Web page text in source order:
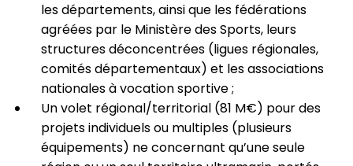
les départements, ainsi que les fédérations
agréées par le Ministère des Sports, leurs
structures déconcentrées (ligues régionales,
comités départementaux) et les associations
nationales à vocation sportive ;
Un volet régional/territorial (81 M€) pour des
projets individuels ou multiples (plusieurs
équipements) ne concernant qu’une seule